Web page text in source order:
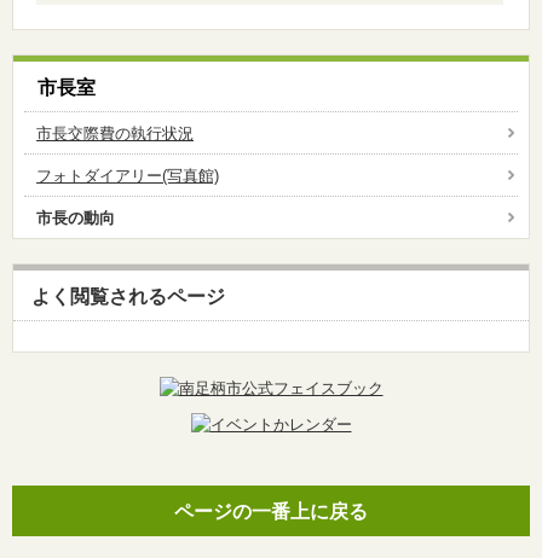
市長室
市長交際費の執行状況
フォトダイアリー(写真館)
市長の動向
よく閲覧されるページ
ページの一番上に戻る